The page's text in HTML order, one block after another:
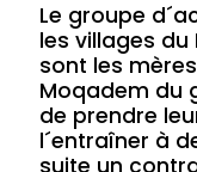
Le groupe
les villages
sont les
Moqadem du
de prendre
l´entraîner à